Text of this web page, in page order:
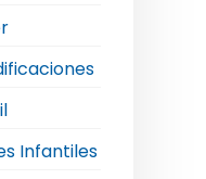
Infantiles